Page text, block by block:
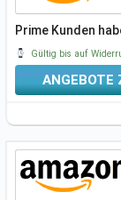
Prime Kunden
Blitzangebote. Alle
Gültig bis auf
ANGEBOTE